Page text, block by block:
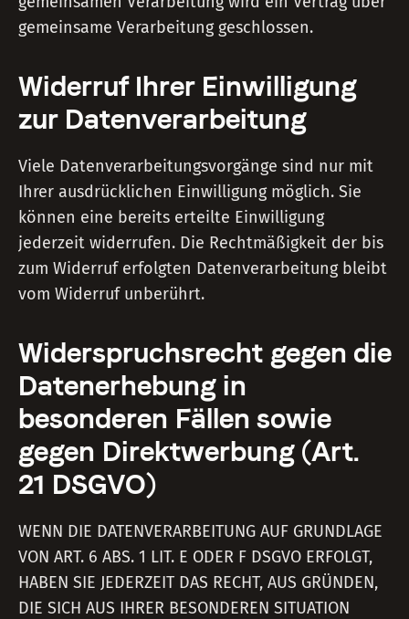
gemeinsame Verarbeitung geschlossen.
Widerruf Ihrer Einwilligung
zur Datenverarbeitung
Viele Datenverarbeitungsvorgänge sind nur mit
Ihrer ausdrücklichen Einwilligung möglich. Sie
können eine bereits erteilte Einwilligung
jederzeit widerrufen. Die Rechtmäßigkeit der bis
zum Widerruf erfolgten Datenverarbeitung bleibt
vom Widerruf unberührt.
Widerspruchsrecht gegen die
Datenerhebung in
besonderen Fällen sowie
gegen Direktwerbung (Art.
21 DSGVO)
WENN DIE DATENVERARBEITUNG AUF GRUNDLAGE
VON ART. 6 ABS. 1 LIT. E ODER F DSGVO ERFOLGT,
HABEN SIE JEDERZEIT DAS RECHT, AUS GRÜNDEN,
DIE SICH AUS IHRER BESONDEREN SITUATION